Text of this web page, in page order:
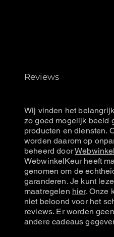
Reviews
Wij vinden het
zo goed mogelijk beeld
producten en diensten.
worden daarom op
beheerd door
WebwinkelKeur heeft
genomen om de
garanderen. Je kunt
maatregelen hier. Onze
niet beloond voor het
reviews. Er worden
andere cadeaus